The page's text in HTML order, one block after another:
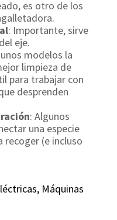
es otro de los
: Importante, sirve
eje.
modelos la
limpieza de
para trabajar con
desprenden
: Algunos
una especie
recoger (e incluso
, Máquinas